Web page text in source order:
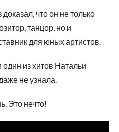
что он не только
танцор, но и
для юных артистов.
из хитов Натальи
не узнала.
Это нечто!